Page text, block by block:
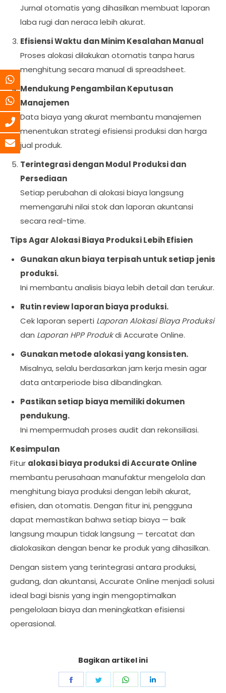
Jurnal otomatis yang dihasilkan membuat laporan
laba rugi dan neraca lebih akurat.
Efisiensi Waktu dan Minim Kesalahan Manual
Proses alokasi dilakukan otomatis tanpa harus
menghitung secara manual di spreadsheet.
Mendukung Pengambilan Keputusan
Manajemen
Data biaya yang akurat membantu manajemen
menentukan strategi efisiensi produksi dan harga
jual produk.
Terintegrasi dengan Modul Produksi dan
Persediaan
Setiap perubahan di alokasi biaya langsung
memengaruhi nilai stok dan laporan akuntansi
secara real-time.
Tips Agar Alokasi Biaya Produksi Lebih Efisien
Gunakan akun biaya terpisah untuk setiap jenis
produksi.
Ini membantu analisis biaya lebih detail dan terukur.
Rutin review laporan biaya produksi.
Cek laporan seperti Laporan Alokasi Biaya Produksi
dan Laporan HPP Produkdi Accurate Online.
Gunakan metode alokasi yang konsisten.
Misalnya, selalu berdasarkan jam kerja mesin agar
data antarperiode bisa dibandingkan.
Pastikan setiap biaya memiliki dokumen
pendukung.
Ini mempermudah proses audit dan rekonsiliasi.
Kesimpulan
Fitur alokasi biaya produksi di Accurate Online
membantu perusahaan manufaktur mengelola dan
menghitung biaya produksi dengan lebih akurat,
efisien, dan otomatis. Dengan fitur ini, pengguna
dapat memastikan bahwa setiap biaya — baik
langsung maupun tidak langsung — tercatat dan
dialokasikan dengan benar ke produk yang dihasilkan.
Dengan sistem yang terintegrasi antara produksi,
gudang, dan akuntansi, Accurate Online menjadi solusi
ideal bagi bisnis yang ingin mengoptimalkan
pengelolaan biaya dan meningkatkan efisiensi
operasional.
Bagikan artikel ini
Share
Share
Share